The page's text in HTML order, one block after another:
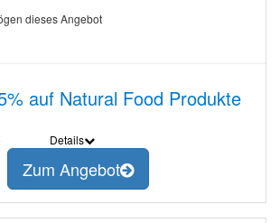
dieses Angebot
auf Natural Food Produkte
Details
Zum Angebot